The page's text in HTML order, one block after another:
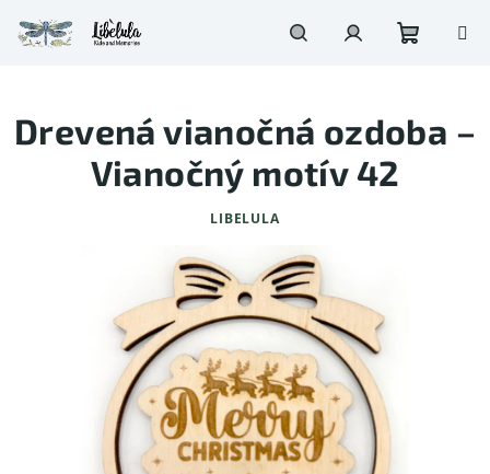
na
obsah
košík
Drevená vianočná ozdoba –
Vianočný motív 42
LIBELULA